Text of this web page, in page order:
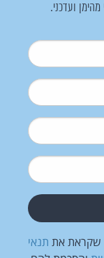
ועדכני.
שקראת את תנאי